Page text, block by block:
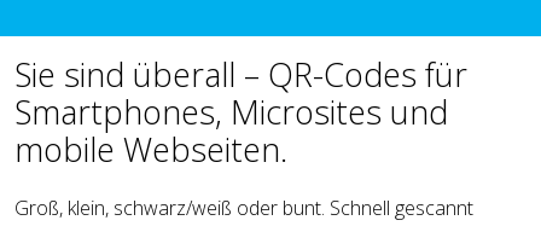
Sie sind überall – QR-Codes für
Smartphones, Microsites und
mobile Webseiten.
Groß, klein, schwarz/weiß oder bunt. Schnell gescannt